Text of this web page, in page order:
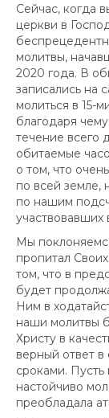
Сейчас, когда
церкви в
молитвы,
2020 года. В
записались на
молиться в 15-
благодаря
течение всего
обитаемые
о том, что
по всей земле,
по нашим
Мы
пропитал
том, что в
будет
Ним в
наши молитвы
Христу в
верный ответ в
сроками.
настойчиво
преобладала